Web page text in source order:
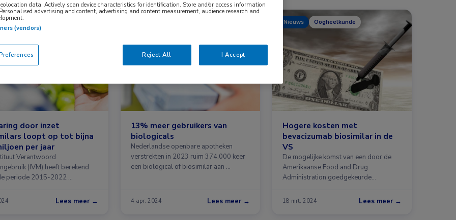
door inzet
loopt op tot bijna
per jaar
Verantwoord
(IVM) heeft berekend
periode 2015-2022 …
Lees meer →
13% meer gebruikers van
biologicals
Nederlandse openbare apotheken
verstrekten in 2023 ruim 374.000 keer
een biological of biosimilar aan …
4 apr. 2024 Lees meer →
Nieuws Oogheelkunde
Hogere kosten met
bevacizumab biosimilar in de
VS
De mogelijke komst van een door de
Amerikaanse Food and Drug
Administration goedgekeurde
18 mrt. 2024 Lees meer →
data. Actively scan device characteristics for identification. Store and/or access information
advertising and content, advertising and content measurement, audience research and
(vendors)
Reject All I Accept